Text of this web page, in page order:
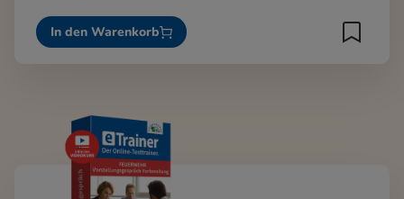
In den Warenkorb